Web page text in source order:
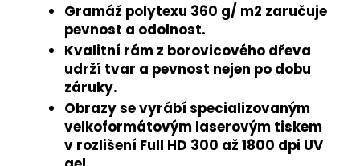
Gramáž polytexu 360 g/ m2 zaručuje
pevnost a odolnost.
Kvalitní rám z borovicového dřeva
udrží tvar a pevnost nejen po dobu
záruky.
Obrazy se vyrábí specializovaným
velkoformátovým laserovým tiskem
v rozlišení Full HD 300 až 1800 dpi UV